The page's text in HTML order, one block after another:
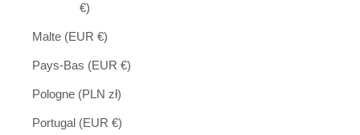
€)
Malte (EUR €)
Pays-Bas (EUR €)
Pologne (PLN zł)
Portugal (EUR €)